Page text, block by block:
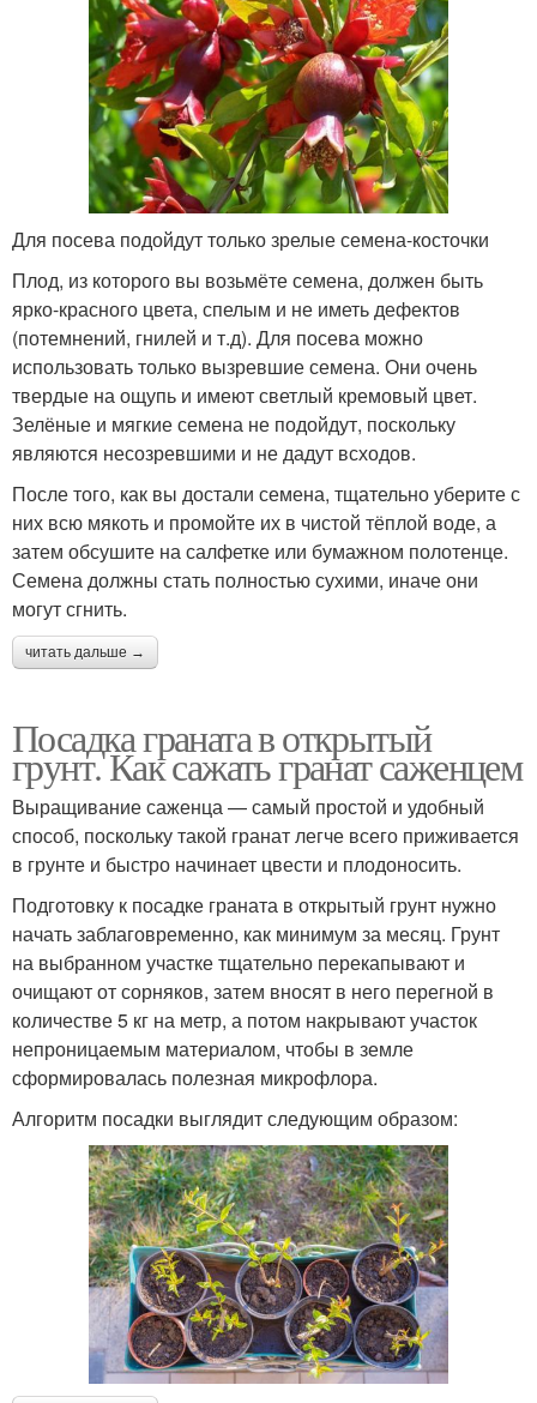
Для посева подойдут только зрелые семена-косточки
Плод, из которого вы возьмёте семена, должен быть
ярко-красного цвета, спелым и не иметь дефектов
(потемнений, гнилей и т.д). Для посева можно
использовать только вызревшие семена. Они очень
твердые на ощупь и имеют светлый кремовый цвет.
Зелёные и мягкие семена не подойдут, поскольку
являются несозревшими и не дадут всходов.
После того, как вы достали семена, тщательно уберите с
них всю мякоть и промойте их в чистой тёплой воде, а
затем обсушите на салфетке или бумажном полотенце.
Семена должны стать полностью сухими, иначе они
могут сгнить.
читать дальше →
Посадка граната в открытый
грунт. Как сажать гранат саженцем
Выращивание саженца — самый простой и удобный
способ, поскольку такой гранат легче всего приживается
в грунте и быстро начинает цвести и плодоносить.
Подготовку к посадке граната в открытый грунт нужно
начать заблаговременно, как минимум за месяц. Грунт
на выбранном участке тщательно перекапывают и
очищают от сорняков, затем вносят в него перегной в
количестве 5 кг на метр, а потом накрывают участок
непроницаемым материалом, чтобы в земле
сформировалась полезная микрофлора.
Алгоритм посадки выглядит следующим образом: